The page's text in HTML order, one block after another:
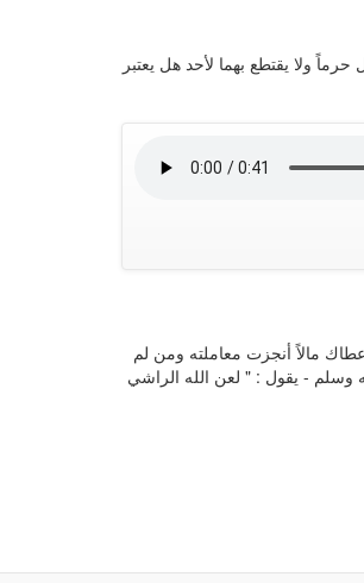
ولا يقتطع بهما لأحد هل يعتبر
مالاً أنجزت معاملته ومن لم
وسلم - يقول : " لعن الله الراشي